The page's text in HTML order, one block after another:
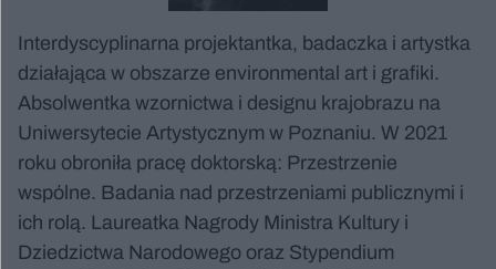
Interdyscyplinarna projektantka, badaczka i artystka
działająca w obszarze environmental art i grafiki.
Absolwentka wzornictwa i designu krajobrazu na
Uniwersytecie Artystycznym w Poznaniu. W 2021
roku obroniła pracę doktorską: Przestrzenie
wspólne. Badania nad przestrzeniami publicznymi i
ich rolą. Laureatka Nagrody Ministra Kultury i
Dziedzictwa Narodowego oraz Stypendium